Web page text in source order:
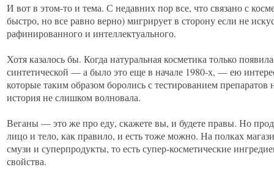
И вот в этом-то и тема. С недавних пор все, что связано с
быстро, но все равно верно) мигрирует в сторону если не
рафинированного и интеллектуального.
Хотя казалось бы. Когда натуральная косметика только
синтетической — а было это еще в начале 1980-х, — ею
которые таким образом боролись с тестированием
история не слишком волновала.
Веганы — это же про еду, скажете вы, и будете правы. Но
лицо и тело, как правило, и есть тоже можно. На полках
смузи и суперпродукты, то есть супер-косметические
свойства.